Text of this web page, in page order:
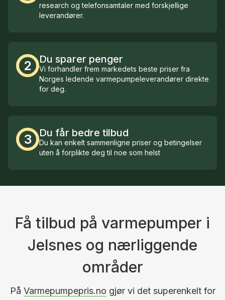
research og telefonsamtaler med forskjellige
leverandører.
2 Du sparer penger
Vi forhandler frem markedets beste priser fra
Norges ledende varmepumpeleverandører direkte
for deg.
3 Du får bedre tilbud
Du kan enkelt sammenligne priser og betingelser
uten å forplikte deg til noe som helst
Få tilbud på varmepumper i
Jelsnes og nærliggende
områder
På Varmepumpepris.no gjør vi det superenkelt for